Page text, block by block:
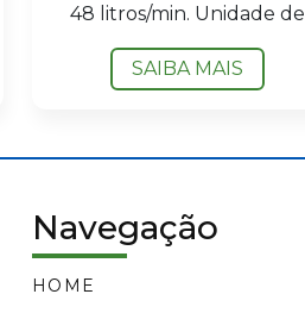
48 litros/min. Unidade de
Dimensões (largura x...
SAIBA MAIS
Navegação
HOME